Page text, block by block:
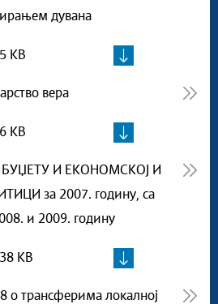
дувана
KB
вера
KB
И ЕКОНОМСКОЈ И
за 2007. годину, са
и 2009. годину
KB
трансферима локалној